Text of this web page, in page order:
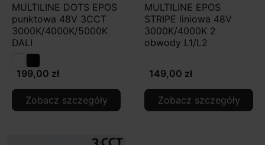
MULTILINE DOTS EPOS
punktowa 48V 3CCT
3000K/4000K/5000K
DALI
199,00 zł
Zobacz szczegóły
MULTILINE EPOS
STRIPE liniowa 48V
3000K/4000K 2
obwody L1/L2
149,00 zł
Zobacz szczegóły